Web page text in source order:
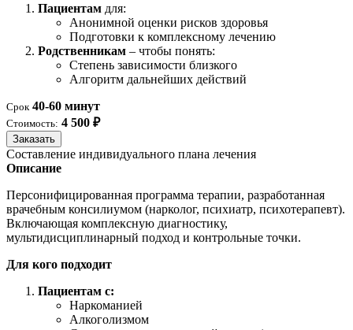
Пациентам для:
Анонимной оценки рисков здоровья
Подготовки к комплексному лечению
Родственникам – чтобы понять:
Степень зависимости близкого
Алгоритм дальнейших действий
Срок 40-60 минут
Стоимость: 4 500 ₽
Заказать
Составление индивидуального плана лечения
Описание
Персонифицированная программа терапии, разработанная
врачебным консилиумом (нарколог, психиатр, психотерапевт).
Включающая комплексную диагностику,
мультидисциплинарный подход и контрольные точки.
Для кого подходит
Пациентам с:
Наркоманией
Алкоголизмом